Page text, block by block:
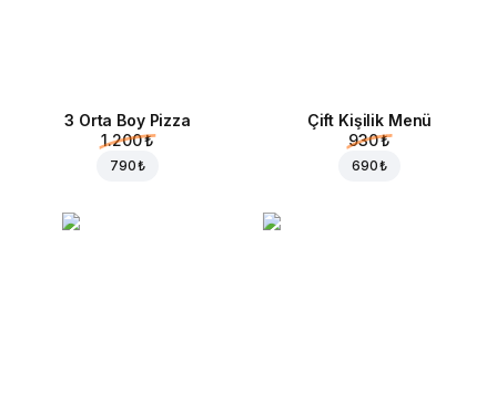
3 Orta Boy Pizza
1.200 ₺
790 ₺
Çift Kişilik Menü
930 ₺
690 ₺